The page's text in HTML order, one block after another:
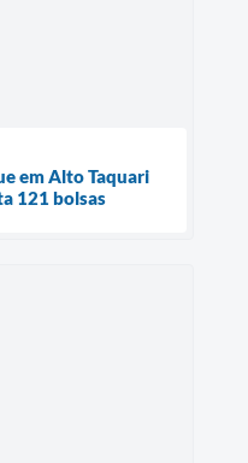
em Alto Taquari
121 bolsas